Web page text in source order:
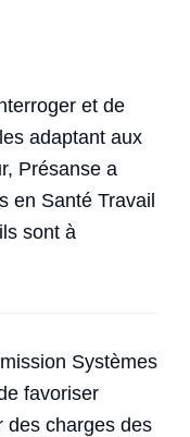
et de
adaptant aux
Présanse a
en Santé Travail
sont à
Systèmes
favoriser
des charges des